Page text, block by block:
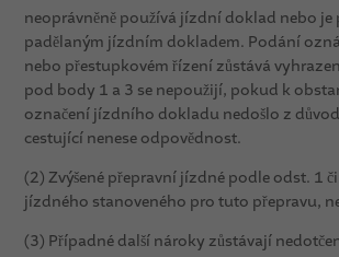
neoprávněně používá jízdní doklad nebo je
padělaným jízdním dokladem. Podání
nebo přestupkovém řízení zůstává
pod body 1 a 3 se nepoužijí, pokud k
označení jízdního dokladu nedošlo z
cestující nenese odpovědnost.
(2) Zvýšené přepravní jízdné podle odst. 1
jízdného stanoveného pro tuto přepravu,
(3) Případné další nároky zůstávají